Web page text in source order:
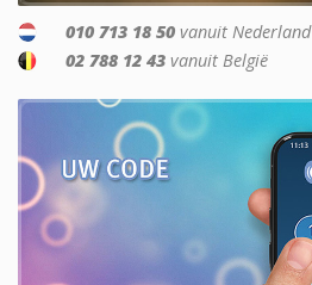
010 713 18 50 vanuit Nederland
02 788 12 43 vanuit België